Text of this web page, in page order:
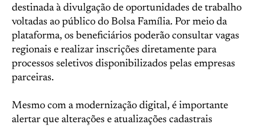
destinada à divulgação de oportunidades de trabalho
voltadas ao público do Bolsa Família. Por meio da
plataforma, os beneficiários poderão consultar vagas
regionais e realizar inscrições diretamente para
processos seletivos disponibilizados pelas empresas
parceiras.
Mesmo com a modernização digital, é importante
alertar que alterações e atualizações cadastrais